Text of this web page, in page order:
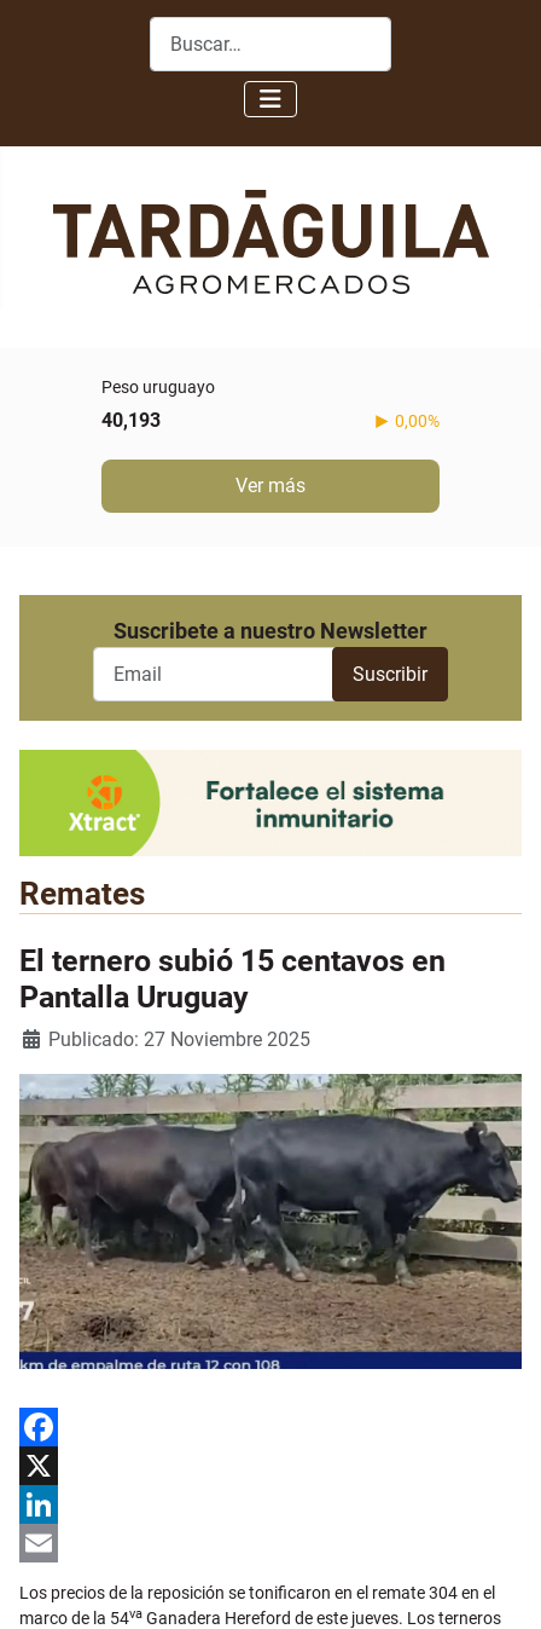
Buscar
Peso uruguayo
40,193 0,00%
Ver más
Suscribete a nuestro Newsletter
Remates
El ternero subió 15 centavos en
Pantalla Uruguay
Detalles
Publicado: 27 Noviembre 2025
Facebook
X
LinkedIn
Los precios de la reposición se tonificaron en el remate 304 en el
marco de la 54va Ganadera Hereford de este jueves. Los terneros